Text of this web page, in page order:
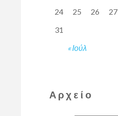
« Ιούλ
24 25 26 27
31
Αρχείο